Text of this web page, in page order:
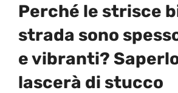
Perché le strisce
strada sono
e vibranti?
lascerà di stucco